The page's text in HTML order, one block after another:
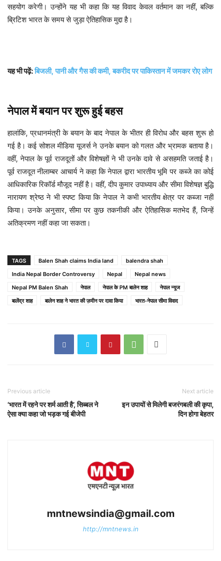
सहयोग करेगी। उन्होंने यह भी कहा कि यह विवाद केवल वर्तमान का नहीं, बल्कि
ब्रिटिश भारत के समय से जुड़ा ऐतिहासिक मुद्दा है।
यह भी पढ़ें:बिजली, पानी और गैस की कमी, बकरीद पर पाकिस्तान में जमकर रोए लोग
नेपाल में बयान पर शुरू हुई बहस
हालांकि, प्रधानमंत्री के बयान के बाद नेपाल के भीतर ही विरोध और बहस शुरू हो
गई है। कई सोशल मीडिया यूजर्स ने उनके बयान को गलत और भ्रामक बताया है।
वहीं, नेपाल के पूर्व राजदूतों और विशेषज्ञों ने भी उनके दावे से असहमति जताई है।
पूर्व राजदूत नीलाम्बर आचार्य ने कहा कि नेपाल द्वारा भारतीय भूमि पर कब्जे का कोई
आधिकारिक रिकॉर्ड मौजूद नहीं है। वहीं, दीप कुमार उपाध्याय और सीमा विशेषज्ञ बुद्धि
नारायण श्रेष्ठ ने भी स्पष्ट किया कि नेपाल ने कभी भारतीय क्षेत्र पर कब्जा नहीं
किया। उनके अनुसार, सीमा पर कुछ तकनीकी और ऐतिहासिक मतभेद हैं, जिन्हें
अतिक्रमण नहीं कहा जा सकता।
TAGS Balen Shah claims India land
balendra shah
India Nepal Border Controversy
Nepal
Nepal news
Nepal PM Balen Shah
नेपाल नेपाल के PM बालेन शाह
नेपाल न्यूज
बालेंद्र शाह
बालेन शाह ने भारत की ज़मीन पर दावा किया भारत-नेपाल सीमा विवाद
Previous article
‘भारत में रहने पर शर्म आती है’, सिब्बल ने
ऐसा क्या कहा जो भड़क गई बीजेपी
Next article
इन उपायों से मिलेगी बजरंगबली की कृपा,
दिन होगा बेहतर
mntnewsindia@gmail.com
http://mntnews.in